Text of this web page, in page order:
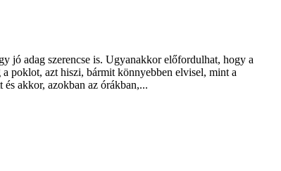
jó adag szerencse is. Ugyanakkor előfordulhat, hogy a
poklot, azt hiszi, bármit könnyebben elvisel, mint a
akkor, azokban az órákban,...